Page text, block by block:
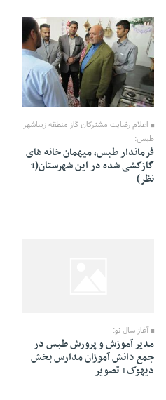
21 Farvardin 1391 - 18:38
اعلام رضايت مشتركان گاز منطقه زيباشهر
طبس:
فرماندار طبس، میهمان خانه های
گازکشی شده در این شهرستان(1
نظر)
آغاز سال نو:
مدیر آموزش و پرورش طبس در
جمع دانش آموزان مدارس بخش
دیهوک+ تصویر